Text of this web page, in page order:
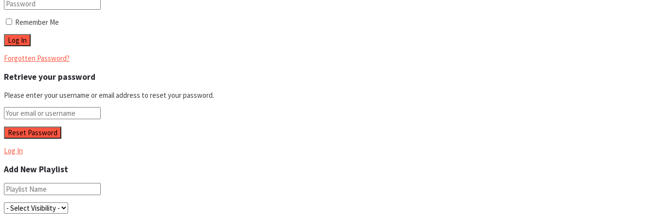
Remember Me
Forgotten Password?
Retrieve your password
Please enter your username or email address to reset your password.
Log In
Add New Playlist